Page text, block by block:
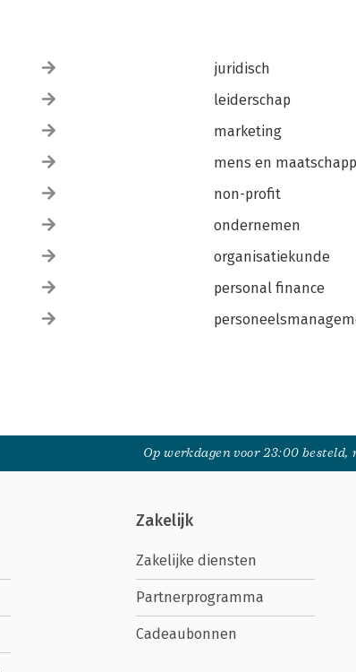
juridisch
leiderschap
marketing
mens en
non-profit
ondernemen
organisatiekunde
personal finance
Op werkdagen voor 23:00 besteld,
Zakelijk
Zakelijke diensten
Partnerprogramma
Cadeaubonnen